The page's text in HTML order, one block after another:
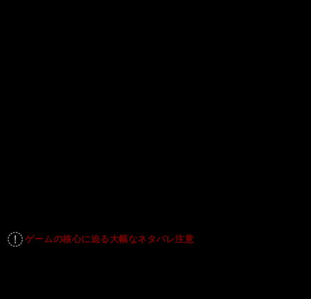
ゲームの核心に迫る大幅なネタバレ注意